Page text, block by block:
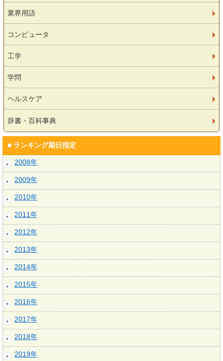
業界用語
コンピュータ
工学
学問
ヘルスケア
辞書・百科事典
■ ランキング期日指定
2008年
2009年
2010年
2011年
2012年
2013年
2014年
2015年
2016年
2017年
2018年
2019年